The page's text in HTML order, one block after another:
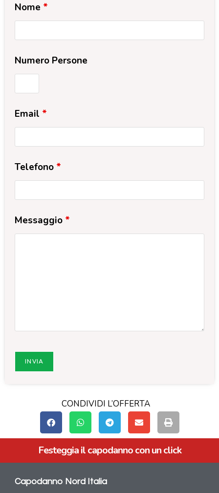
Nome *
Numero Persone
Email *
Telefono *
Messaggio *
CONDIVIDI L’OFFERTA
Festeggia il capodanno con un click
Capodanno Nord Italia